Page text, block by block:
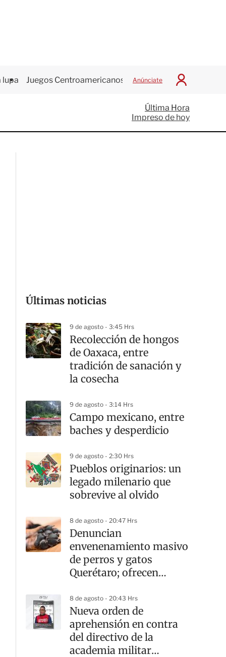
lupa Juegos Centroamericanos Anúnciate
I
c
i
a
Última Hora
Impreso de hoy
Últimas noticias
9 de agosto - 3:45 Hrs
Recolección de hongos
de Oaxaca, entre
tradición de sanación y
la cosecha
9 de agosto - 3:14 Hrs
Campo mexicano, entre
baches y desperdicio
9 de agosto - 2:30 Hrs
Pueblos originarios: un
legado milenario que
sobrevive al olvido
8 de agosto - 20:47 Hrs
Denuncian
envenenamiento masivo
de perros y gatos
Querétaro; ofrecen
responsable
8 de agosto - 20:43 Hrs
Nueva orden de
aprehensión en contra
del directivo de la
academia militar